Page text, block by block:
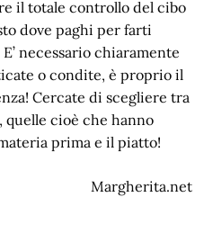
il totale controllo del cibo
dove paghi per farti
necessario chiaramente
o condite, è proprio il
Cercate di scegliere tra
cioè che hanno
prima e il piatto!
Margherita.net